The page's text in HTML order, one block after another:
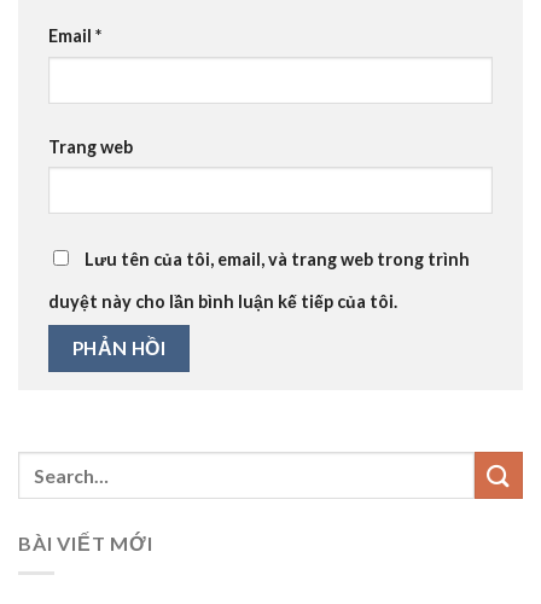
Email *
Trang web
Lưu tên của tôi, email, và trang web trong trình
duyệt này cho lần bình luận kế tiếp của tôi.
BÀI VIẾT MỚI